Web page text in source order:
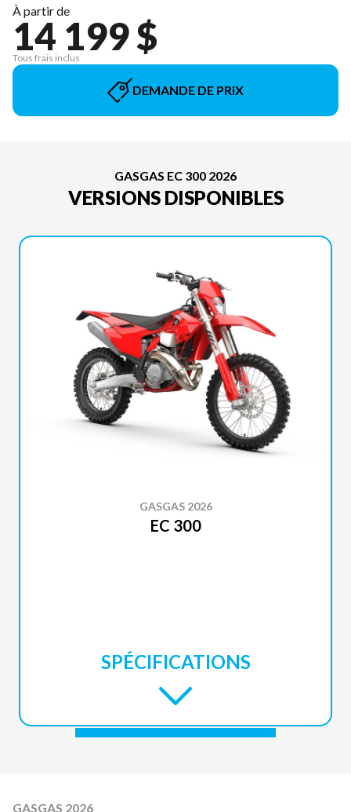
À partir de
14 199 $
Tous frais inclus
DEMANDE DE PRIX
GASGAS EC 300 2026
VERSIONS DISPONIBLES
GASGAS 2026
EC 300
SPÉCIFICATIONS
GASGAS 2026